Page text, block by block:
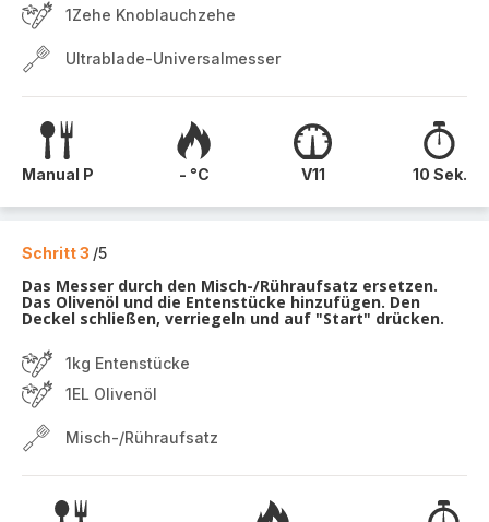
1Zehe Knoblauchzehe
Ultrablade-Universalmesser
Manual P - °C V11 10 Sek.
Schritt 3 /5
Das Messer durch den Misch-/Rühraufsatz ersetzen.
Das Olivenöl und die Entenstücke hinzufügen. Den
Deckel schließen, verriegeln und auf "Start" drücken.
1kg Entenstücke
1EL Olivenöl
Misch-/Rühraufsatz